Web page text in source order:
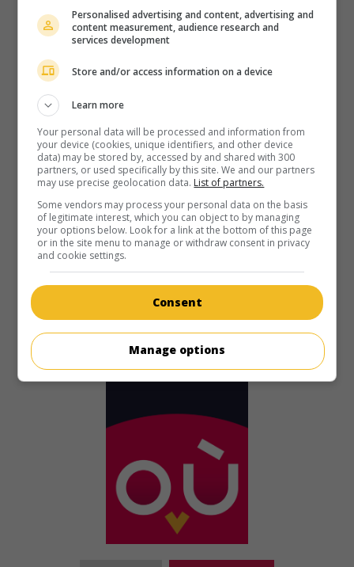
Durée:
120 min.
au cinéma sur mes écrans
L'Organisation
V.O.: The Organization
É.-U. 1971. Drame policierde Don Medford avec Sidney
Poitier,Gerald S. O'Loughlin ,Sheree North . Aidé par un
groupe clandestin, un officier de police enquête sur le
meurtre d'un trafiquant de drogue.
Durée: 105 min.
Personalised advertising and content, advertising and
content measurement, audience research and
services development
Store and/or access information on a device
Learn more
Your personal data will be processed and information from
your device (cookies, unique identifiers, and other device
data) may be stored by, accessed by and shared with 300
partners, or used specifically by this site. We and our partners
may use precise geolocation data. List of partners.
Some vendors may process your personal data on the basis
of legitimate interest, which you can object to by managing
your options below. Look for a link at the bottom of this page
or in the site menu to manage or withdraw consent in privacy
and cookie settings.
Consent
Manage options